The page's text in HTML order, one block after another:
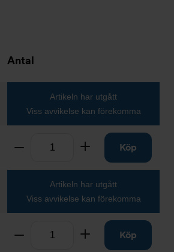
Antal
Artikeln har utgått
Viss avvikelse kan förekomma
Ta bort Lägg tillKöp
Artikeln har utgått
Viss avvikelse kan förekomma
Ta bort Lägg tillKöp